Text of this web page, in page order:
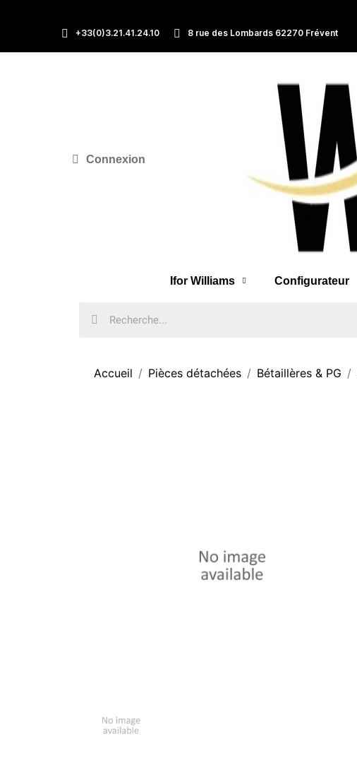
+33(0)3.21.41.24.10 8 rue des Lombards 62270 Frévent
Connexion
Ifor Williams Configurateur
Accueil Pièces détachées Bétaillères & PG